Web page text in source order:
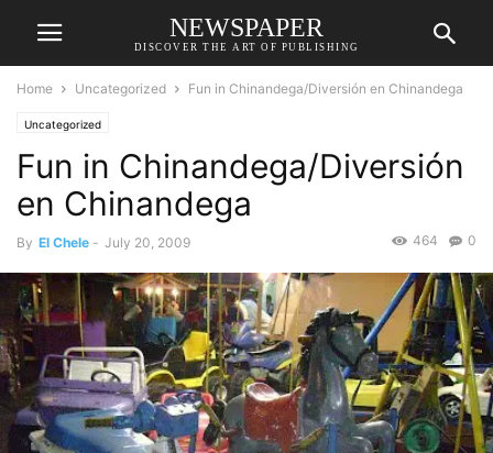
NEWSPAPER
DISCOVER THE ART OF PUBLISHING
Home Uncategorized Fun in Chinandega/Diversión en Chinandega
Uncategorized
Fun in Chinandega/Diversión
en Chinandega
By El Chele - July 20, 2009 0
464